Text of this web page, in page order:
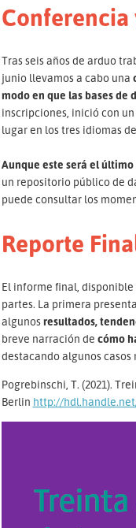
Conferencia
Tras seis años de arduo
junio llevamos a cabo una
modo en que las bases
inscripciones, inició con
lugar en los tres idiomas
Aunque este será el
un repositorio público de
puede consultar los
Reporte
El informe final, disponible
partes. La primera
algunosresultados,
breve narración de cómo
destacando algunos
Pogrebinschi, T. (2021).
Berlin http://